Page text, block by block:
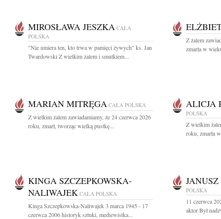
MIROSŁAWA JESZKA CAŁA
POLSKA
"Nie umiera ten, kto trwa w pamięci żywych" ks. Jan
Twardowski Z wielkim żalem i smutkiem...
Z żalem
zmarła w
MARIAN MITRĘGA CAŁA POLSKA
Z wielkim żalem zawiadamiamy, że 24 czerwca 2026
roku, zmarł, tworząc wielką pustkę...
ALICJA
POLSKA
Z wielkim
roku, zmarła
KINGA SZCZEPKOWSKA-
NALIWAJEK CAŁA POLSKA
Kinga Szczepkowska-Naliwajek 3 marca 1945 - 17
czerwca 2006 historyk sztuki, mediewistka...
POLSKA
11 czerwca
aktor Był